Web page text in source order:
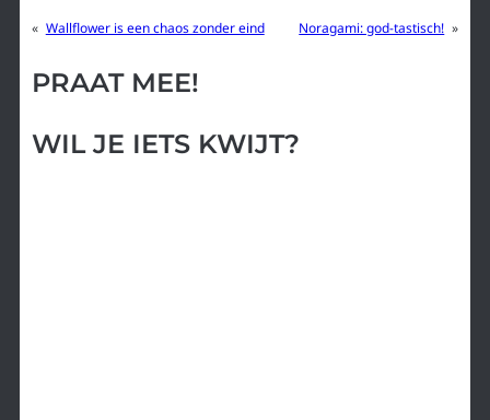
« Wallflower is een chaos zonder eind Noragami: god-tastisch! »
PRAAT MEE!
WIL JE IETS KWIJT?